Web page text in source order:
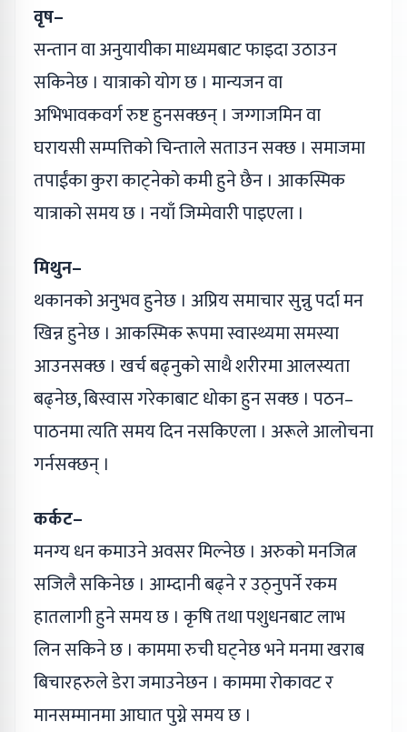
वृष–
सन्तान वा अनुयायीका माध्यमबाट फाइदा उठाउन
सकिनेछ । यात्राको योग छ । मान्यजन वा
अभिभावकवर्ग रुष्ट हुनसक्छन् । जग्गाजमिन वा
घरायसी सम्पत्तिको चिन्ताले सताउन सक्छ । समाजमा
तपाईंका कुरा काट्नेको कमी हुने छैन । आकस्मिक
यात्राको समय छ । नयाँ जिम्मेवारी पाइएला ।
मिथुन–
थकानको अनुभव हुनेछ । अप्रिय समाचार सुन्नु पर्दा मन
खिन्न हुनेछ । आकस्मिक रूपमा स्वास्थ्यमा समस्या
आउनसक्छ । खर्च बढ्नुको साथै शरीरमा आलस्यता
बढ्नेछ, बिस्वास गरेकाबाट धोका हुन सक्छ । पठन–
पाठनमा त्यति समय दिन नसकिएला । अरूले आलोचना
गर्नसक्छन् ।
कर्कट–
मनग्य धन कमाउने अवसर मिल्नेछ । अरुको मनजित्न
सजिलै सकिनेछ । आम्दानी बढ्ने र उठ्नुपर्ने रकम
हातलागी हुने समय छ । कृषि तथा पशुधनबाट लाभ
लिन सकिने छ । काममा रुची घट्नेछ भने मनमा खराब
बिचारहरुले डेरा जमाउनेछन । काममा रोकावट र
मानसम्मानमा आघात पुग्ने समय छ ।